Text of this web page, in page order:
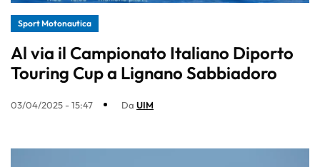
Sport Motonautica
Al via il Campionato Italiano Diporto
Touring Cup a Lignano Sabbiadoro
03/04/2025 - 15:47 Da UIM